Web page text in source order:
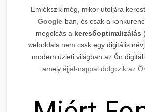
Emlékszik még, mikor utoljára
Google-ban, és csak a
megoldás a keresőoptimalizálás
weboldala nem csak egy digitális
modern üzleti világban az Ön
amely éjjel-nappal dolgozik az